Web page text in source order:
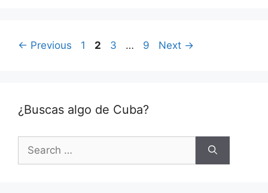
← Previous Page
1 Page
2 Page
3 … Page
9 Next →
¿Buscas algo de Cuba?
for: